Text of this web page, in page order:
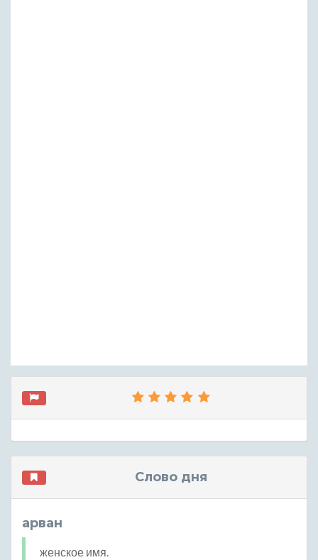
Слово дня
арван
женское имя.